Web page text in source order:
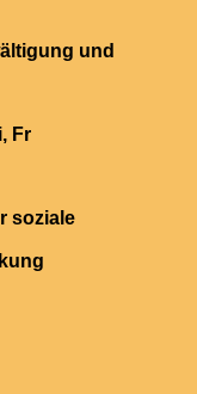
und
Fr
soziale